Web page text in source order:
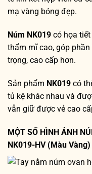
mạ vàng bóng đẹp.
Núm NK019 có họa
thẩm mĩ cao, góp
trọng, cao cấp hơn.
Sản phẩm NK019 có
tủ kệ khác nhau và
vẫn giữ được vẻ cao
MỘT SỐ HÌNH ẢNH
NK019-HV (Màu Vàng)